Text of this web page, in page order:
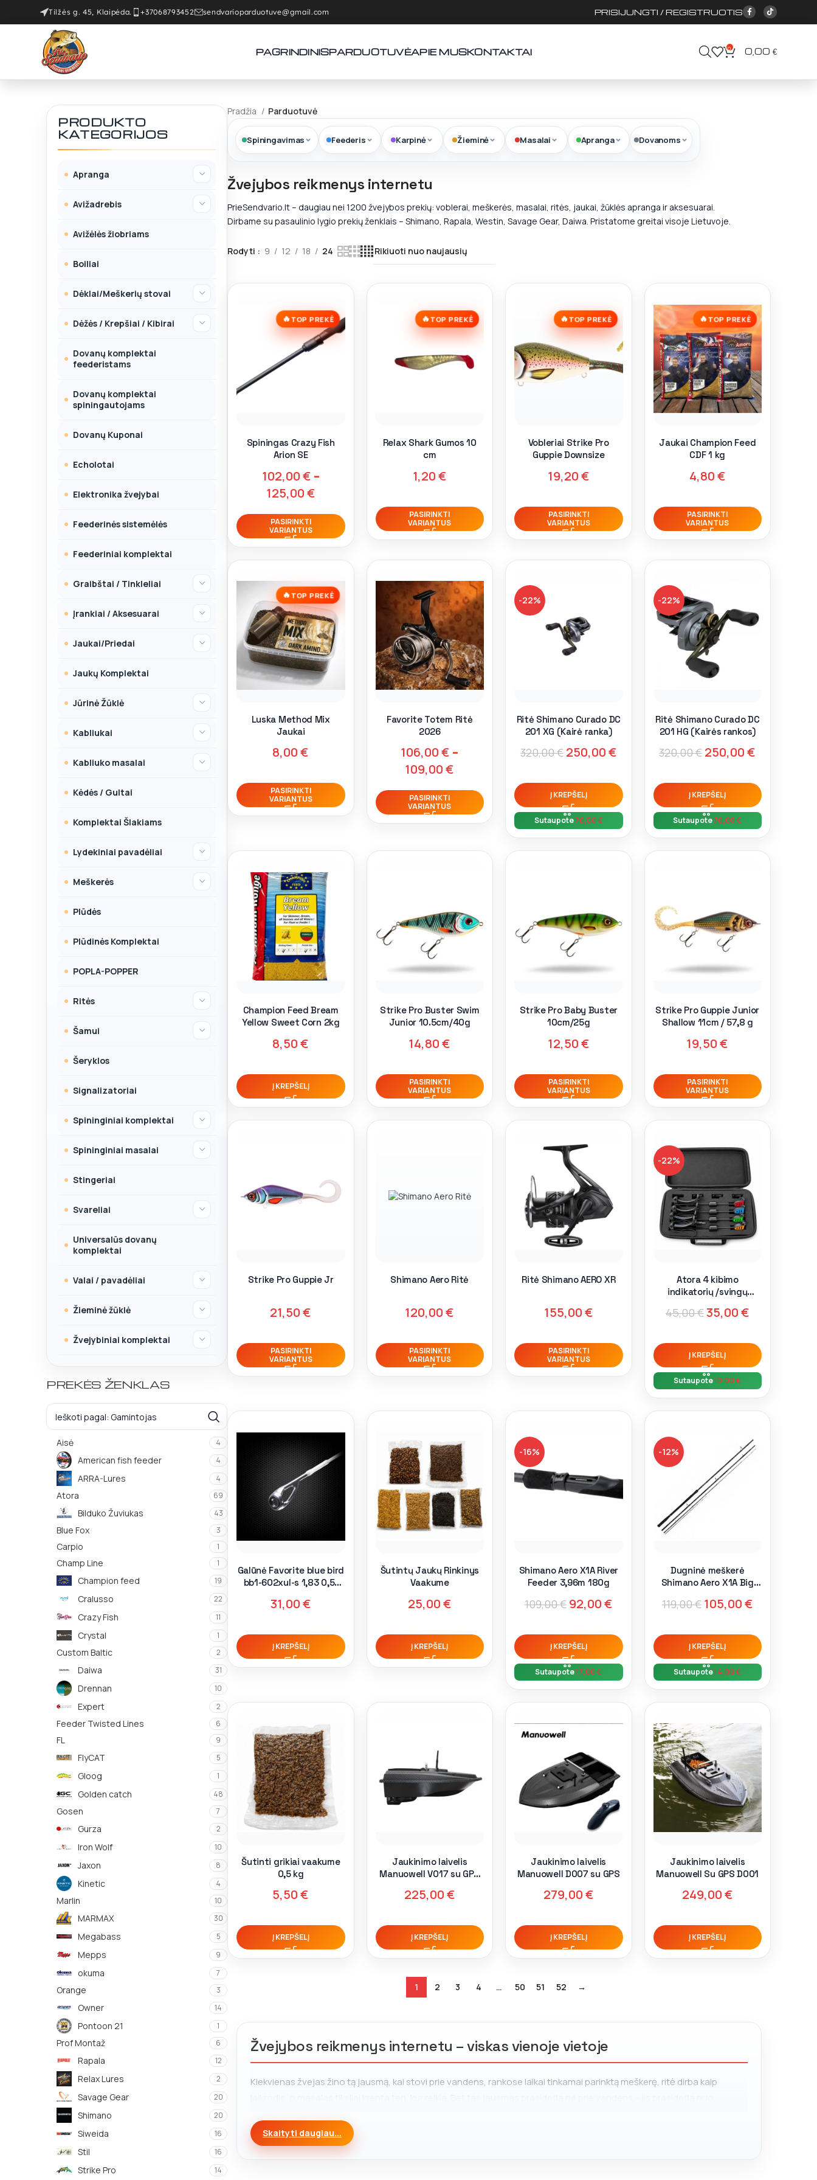
Tilžės g. 45, Klaipėda. +37068793452 sendvarioparduotuve@gmail.com PRISIJUNGTI / REGISTRUOTIS
PAGRINDINISPARDUOTUVĖAPIE MUSKONTAKTAI 0 0,00 €
PRODUKTO
KATEGORIJOS
Apranga
Avižadrebis
Avižėlės žiobriams
Boiliai
Dėklai/Meškerių stovai
Dėžės / Krepšiai / Kibirai
Dovanų komplektai
feederistams
Dovanų komplektai
spiningautojams
Dovanų Kuponai
Echolotai
Elektronika žvejybai
Feederinės sistemėlės
Feederiniai komplektai
Graibštai / Tinkleliai
Įrankiai / Aksesuarai
Jaukai/Priedai
Jaukų Komplektai
Jūrinė Žūklė
Kabliukai
Kabliuko masalai
Kėdės / Gultai
Komplektai Šlakiams
Lydekiniai pavadėliai
Meškerės
Plūdės
Plūdinės Komplektai
POPLA-POPPER
Ritės
Šamui
Šeryklos
Signalizatoriai
Spininginiai komplektai
Spininginiai masalai
Stingeriai
Svareliai
Universalūs dovanų
komplektai
Valai / pavadėliai
Žieminė žūklė
Žvejybiniai komplektai
PREKĖS ŽENKLAS
Aisė 4
American fish feeder 4
ARRA-Lures 4
Atora 69
Bilduko Žuviukas 43
Blue Fox 3
Carpio 1
Champ Line 1
Champion feed 19
Cralusso 22
Crazy Fish 11
Crystal 1
Custom Baltic 2
Daiwa 31
Drennan 10
Expert 2
Feeder Twisted Lines 6
FL 9
FlyCAT 5
Gloog 1
Golden catch 48
Gosen 7
Gurza 2
Iron Wolf 10
Jaxon 8
Kinetic 4
Marlin 10
MARMAX 30
Megabass 5
Mepps 9
okuma 7
Orange 3
Owner 14
Pontoon 21 1
Prof Montaž 6
Rapala 12
Relax Lures 2
Savage Gear 20
Shimano 20
Siweida 16
Stil 16
Strike Pro 14
Pradžia Parduotuvė
Spiningavimas Feederis Karpinė Žieminė Masalai Apranga Dovanoms
Žvejybos reikmenys internetu
PrieSendvario.lt – daugiau nei 1200 žvejybos prekių: voblerai, meškerės, masalai, ritės, jaukai, žūklės apranga ir aksesuarai.
Dirbame su pasaulinio lygio prekių ženklais – Shimano, Rapala, Westin, Savage Gear, Daiwa. Pristatome greitai visoje Lietuvoje.
Rodyti 9 12 18 24
🔥TOP PREKĖ
Spiningas Crazy Fish
Arion SE
102,00€ –
125,00€
PASIRINKTI
VARIANTUS
🔥TOP PREKĖ
Relax Shark Gumos 10
cm
1,20€
PASIRINKTI
VARIANTUS
🔥TOP PREKĖ
Vobleriai Strike Pro
Guppie Downsize
19,20€
PASIRINKTI
VARIANTUS
🔥TOP PREKĖ
Jaukai Champion Feed
CDF 1 kg
4,80€
PASIRINKTI
VARIANTUS
🔥TOP PREKĖ
Luska Method Mix
Jaukai
8,00€
PASIRINKTI
VARIANTUS
Favorite Totem Ritė
2026
106,00€ –
109,00€
PASIRINKTI
VARIANTUS
-22%
Ritė Shimano Curado DC
201 XG (Kairė ranka)
320,00€ 250,00€
Į KREPŠELĮ
Sutaupote70,00€
-22%
Ritė Shimano Curado DC
201 HG (Kairės rankos)
320,00€ 250,00€
Į KREPŠELĮ
Sutaupote70,00€
Champion Feed Bream
Yellow Sweet Corn 2kg
8,50€
Į KREPŠELĮ
Strike Pro Buster Swim
Junior 10.5cm/40g
14,80€
PASIRINKTI
VARIANTUS
Strike Pro Baby Buster
10cm/25g
12,50€
PASIRINKTI
VARIANTUS
Strike Pro Guppie Junior
Shallow 11cm / 57,8 g
19,50€
PASIRINKTI
VARIANTUS
Strike Pro Guppie Jr
21,50€
PASIRINKTI
VARIANTUS
Shimano Aero Ritė
120,00€
PASIRINKTI
VARIANTUS
Ritė Shimano AERO XR
155,00€
PASIRINKTI
VARIANTUS
-22%
Atora 4 kibimo
indikatorių /svingų
45,00€35,00€
Į KREPŠELĮ
Sutaupote10,00€
Galūnė Favorite blue bird
bb1-602xul-s 1,83 0,5-
31,00€
Į KREPŠELĮ
Šutintų Jaukų Rinkinys
Vaakume
25,00€
Į KREPŠELĮ
-16%
Shimano Aero X1A River
Feeder 3,96m 180g
109,00€ 92,00€
Į KREPŠELĮ
Sutaupote17,00€
-12%
Dugninė meškerė
Shimano Aero X1A Big
119,00€ 105,00€
Į KREPŠELĮ
Sutaupote14,00€
Šutinti grikiai vaakume
0,5 kg
5,50€
Į KREPŠELĮ
Jaukinimo laivelis
Manuowell V017 su GPS
225,00€
Į KREPŠELĮ
Jaukinimo laivelis
Manuowell D007 su GPS
279,00€
Į KREPŠELĮ
Jaukinimo laivelis
Manuowell Su GPS D001
249,00€
Į KREPŠELĮ
1 2 3 4 … 50 51 52 →
Žvejybos reikmenys internetu – viskas vienoje vietoje
Kiekvienas žvejas žino tą jausmą, kai stovi prie vandens, rankose laikai tinkamai parinktą meškerę, ritė dirba kaip
laimikį.
Parduotuvė „Prie Sendvario“ – tai
Skaityti daugiau...